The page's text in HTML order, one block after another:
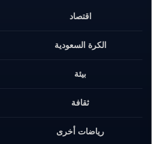
اقتصاد
الكرة السعودية
بيئة
ثقافة
رياضات أخرى